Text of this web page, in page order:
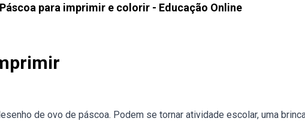
para imprimir e colorir - Educação Online
de ovo de páscoa. Podem se tornar atividade escolar, uma